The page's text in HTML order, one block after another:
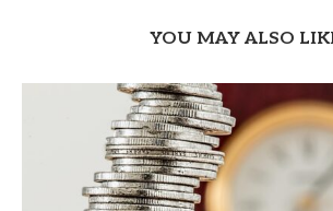
YOU MAY ALSO